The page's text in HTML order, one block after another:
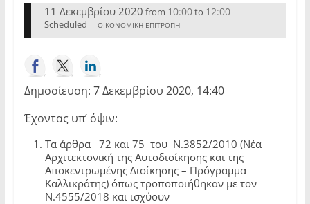
11 Δεκεμβρίου 2020 from 10:00to 12:00
Scheduled ΟΙΚΟΝΟΜΙΚΗ ΕΠΙΤΡΟΠΗ
Δημοσίευση: 7 Δεκεμβρίου 2020, 14:40
Έχοντας υπ’ όψιν:
Τα άρθρα 72 και 75 του Ν.3852/2010 (Νέα
Αρχιτεκτονική της Αυτοδιοίκησης και της
Αποκεντρωμένης Διοίκησης – Πρόγραμμα
Καλλικράτης) όπως τροποποιήθηκαν με τον
Ν.4555/2018 και ισχύουν